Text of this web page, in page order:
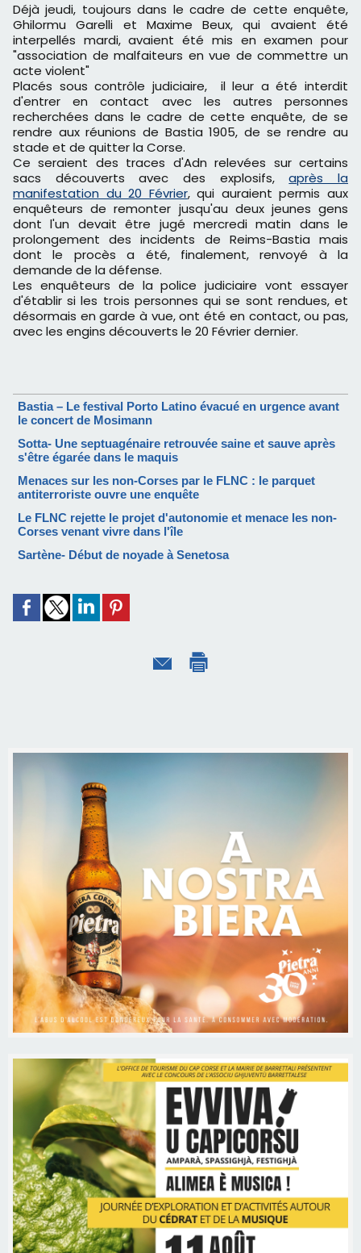
Déjà jeudi, toujours dans le cadre de cette enquête,
Ghilormu Garelli et Maxime Beux, qui avaient été
interpellés mardi, avaient été mis en examen pour
"association de malfaiteurs en vue de commettre un
acte violent"
Placés sous contrôle judiciaire, il leur a été interdit
d'entrer en contact avec les autres personnes
recherchées dans le cadre de cette enquête, de se
rendre aux réunions de Bastia 1905, de se rendre au
stade et de quitter la Corse.
Ce seraient des traces d'Adn relevées sur certains
sacs découverts avec des explosifs,après la
manifestation du 20 Février, qui auraient permis aux
enquêteurs de remonter jusqu'au deux jeunes gens
dont l'un devait être jugé mercredi matin dans le
prolongement des incidents de Reims-Bastia mais
dont le procès a été, finalement, renvoyé à la
demande de la défense.
Les enquêteurs de la police judiciaire vont essayer
d'établir si les trois personnes qui se sont rendues, et
désormais en garde à vue, ont été en contact, ou pas,
avec les engins découverts le 20 Février dernier.
Bastia – Le festival Porto Latino évacué en urgence avant
le concert de Mosimann
Sotta- Une septuagénaire retrouvée saine et sauve après
s'être égarée dans le maquis
Menaces sur les non-Corses par le FLNC : le parquet
antiterroriste ouvre une enquête
Le FLNC rejette le projet d'autonomie et menace les non-
Corses venant vivre dans l'île
Sartène- Début de noyade à Senetosa